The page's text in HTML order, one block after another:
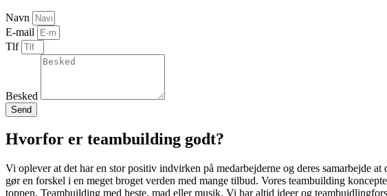
Navn
E-mail
Tlf
Besked
Send
Hvorfor er teambuilding godt?
Vi oplever at det har en stor positiv indvirken på medarbejderne og deres samarbejde
gør en forskel i en meget broget verden med mange tilbud. Vores teambuilding
toppen. Teambuilding med heste, mad eller musik. Vi har altid ideer og